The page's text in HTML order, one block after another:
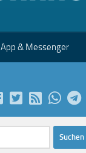
App & Messenger